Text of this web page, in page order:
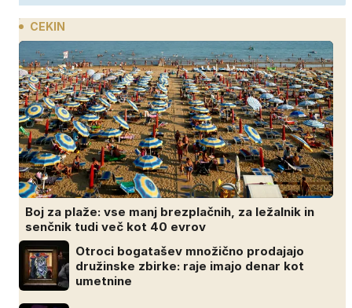
CEKIN
Boj za plaže: vse manj brezplačnih, za ležalnik in
senčnik tudi več kot 40 evrov
Otroci bogatašev množično prodajajo
družinske zbirke: raje imajo denar kot
umetnine